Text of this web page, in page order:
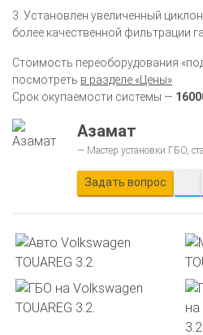
3. Установлен увеличенный
более качественной фильтрации
Стоимость переоборудования
посмотреть в разделе «Цены»
Срок окупаемости системы —
Азамат
Мастер установки ГБО,
Задать вопрос